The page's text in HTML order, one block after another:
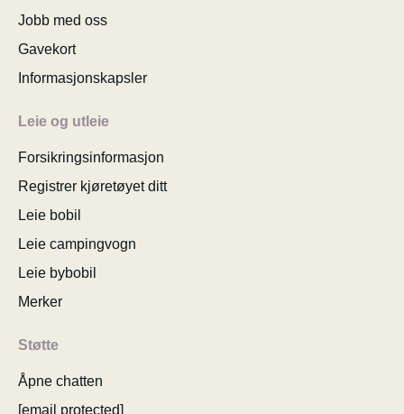
Jobb med oss
Gavekort
Informasjonskapsler
Leie og utleie
Forsikringsinformasjon
Registrer kjøretøyet ditt
Leie bobil
Leie campingvogn
Leie bybobil
Merker
Støtte
Åpne chatten
[email protected]